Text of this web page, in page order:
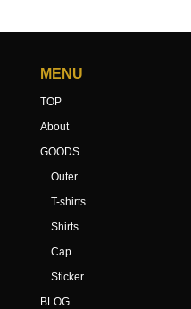
MENU
TOP
About
GOODS
Outer
T-shirts
Shirts
Cap
Sticker
BLOG